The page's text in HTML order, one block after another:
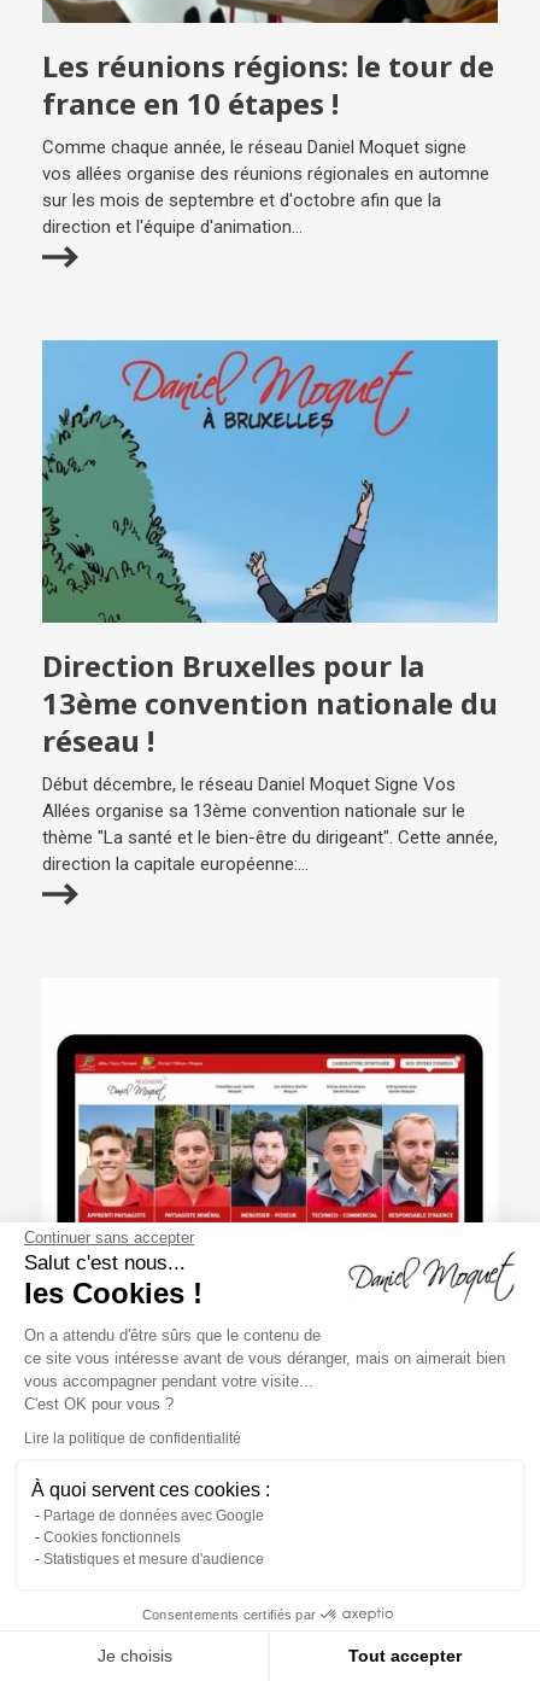
Continuer sans accepter
Salut c'est nous...
les Cookies !
On a attendu d'être sûrs que le contenu de
ce site vous intéresse avant de vous déranger, mais on aimerait bien
vous accompagner pendant votre visite...
C'est OK pour vous ?
Lire la politique de confidentialité
À quoi servent ces cookies :
Partage de données avec Google
Cookies fonctionnels
Statistiques et mesure d'audience
Consentements certifiés par
Je choisis Tout accepter
Les réunions régions: le tour de
france en 10 étapes !
Comme chaque année, le réseau Daniel Moquet signe
vos allées organise des réunions régionales en automne
sur les mois de septembre et d'octobre afin que la
direction et l'équipe d'animation...
Direction Bruxelles pour la
13ème convention nationale du
réseau !
Début décembre, le réseau Daniel Moquet Signe Vos
Allées organise sa 13ème convention nationale sur le
thème "La santé et le bien-être du dirigeant". Cette année,
direction la capitale européenne:...
Le site de recrutement Daniel
Moquet a fait peau neuve !
Avec plus de 1000 personnes à travailler pour l'enseigne
Daniel Moquet Signe Vos Allées et les besoins en
développement, nos franchisés sont constamment en